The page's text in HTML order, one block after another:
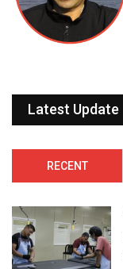
Latest Update
RECENT